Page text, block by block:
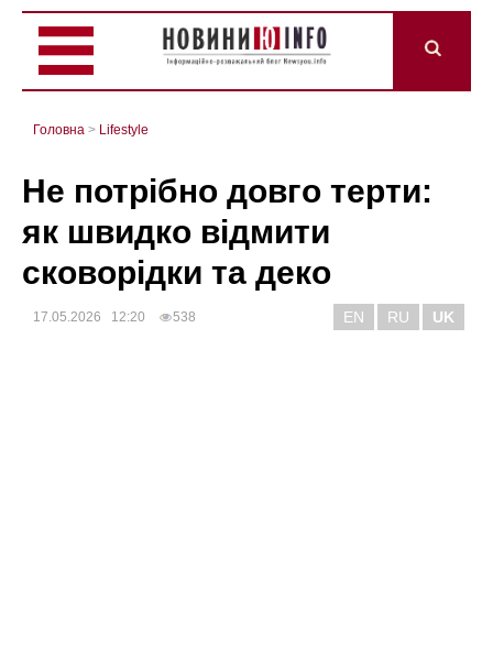
Головна > Lifestyle
Не потрібно довго терти:
як швидко відмити
сковорідки та деко
17.05.2026 12:20 538 EN RU UK